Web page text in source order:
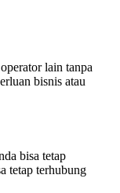
lain tanpa
bisnis atau
bisa tetap
tetap terhubung